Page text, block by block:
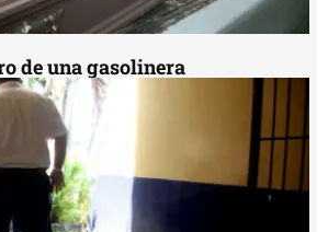
de una gasolinera